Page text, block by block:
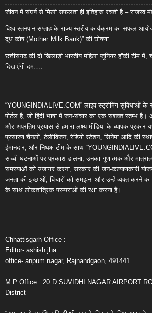
जीवन में संघर्ष से मिली सफलता ही इतिहास रचती है – राजस्व
विश्व स्तनपान सप्ताह के राज्य स्तरीय कार्यक्रम का सफल
दूध कोष (Mother Milk Bank)” की घोषणा……
छत्तीसगढ़ की दो खिलाड़ी भारतीय महिला जूनियर हॉकी टीम में,
दिखाएंगी दम….
“YOUNGINDIALIVE.COM” लाइव स्ट्रीमिंग सुविधाओं
पोर्टल है, जो हिंदी भाषा में जन-संचार का एक सशक्त स्तम्भ है।
और अप्रतिम प्रयास से हमारा लक्ष्य मीडिया के व्यापक प्रकार
प्रसारण चैनलों, टेलीविजन, रेडियो स्टेशन, सिनेमा आदि की
ईमानदार, और निष्पक्ष टीम के साथ
सच्ची घटनाओं पर प्रकाश डालना, उनका गुणात्मक और
समस्याओं को उजागर करना, सरकार की जन-कल्याणकारी
जनता की इच्छाओं, विचारों को समझना और उन्हें व्यक्त करने
के साथ लोकतांत्रिक परम्पराओं की रक्षा करना है।
Chhattisgarh Office :
Editor- ashish jha
office- anpum nagar, Rajnandgaon, 491441
M.P Office : 20 D SUVIDHI NAGAR AIRPORT
District